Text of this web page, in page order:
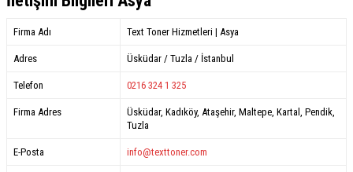
Firma Adı Text Toner Hizmetleri | Asya
Adres Üsküdar / Tuzla / İstanbul
Telefon 0216 324 1 325
Firma Adres
Üsküdar, Kadıköy, Ataşehir, Maltepe, Kartal, Pendik,
Tuzla
E-Posta info@texttoner.com